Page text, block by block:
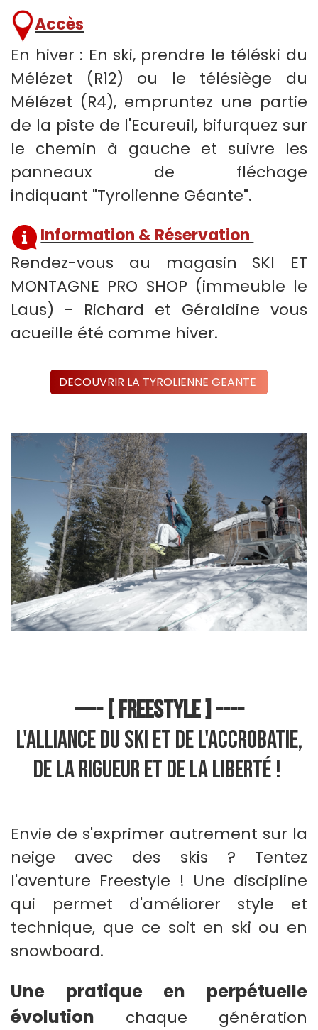
Accès
En hiver : En ski, prendre le téléski du
Mélézet (R12) ou le télésiège du
Mélézet (R4), empruntez une partie
de la piste de l'Ecureuil, bifurquez sur
le chemin à gauche et suivre les
panneaux de fléchage
indiquant "Tyrolienne Géante".
Information & Réservation
Rendez-vous au magasin SKI ET
MONTAGNE PRO SHOP (immeuble le
Laus) - Richard et Géraldine vous
acueille été comme hiver.
DECOUVRIR LA TYROLIENNE GEANTE
---- [ FREESTYLE ] ----
L'alliance du ski et de l'accrobatie,
de la rigueur et de la liberté !
Envie de s'exprimer autrement sur la
neige avec des skis ? Tentez
l'aventure Freestyle ! Une discipline
qui permet d'améliorer style et
technique, que ce soit en ski ou en
snowboard.
Une pratique en perpétuelle
évolution chaque génération